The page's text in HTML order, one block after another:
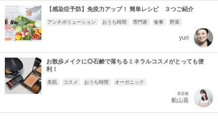
【感染症予防】免疫力アップ！ 簡単レシピ ３つご紹介
アンチポリューション おうち時間 専門家 食事 野菜
yuri
お散歩メイクに◎石鹸で落ちるミネラルコスメがとっても便
利！
美肌 コスメ おうち時間 オーガニック
美容家
船山葵